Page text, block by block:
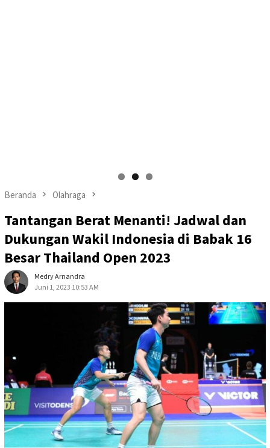
Beranda Olahraga
Tantangan Berat Menanti! Jadwal dan
Dukungan Wakil Indonesia di Babak 16
Besar Thailand Open 2023
Medry Arnandra
Juni 1, 2023 10:53 AM